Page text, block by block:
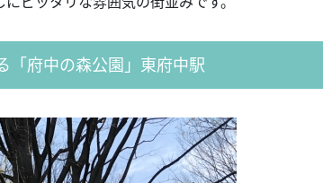
「府中の森公園」東府中駅